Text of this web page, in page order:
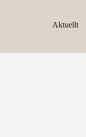
Aktuellt